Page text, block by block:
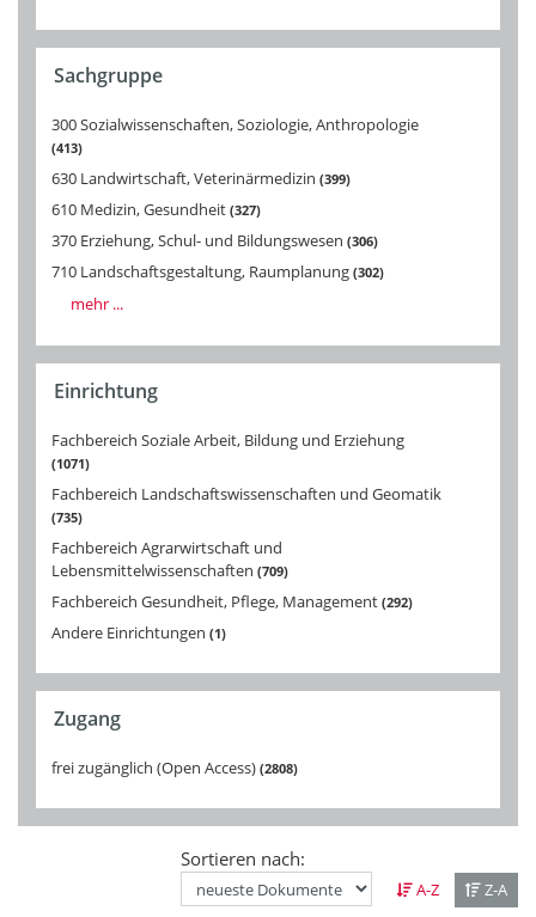
Sachgruppe
300 Sozialwissenschaften, Soziologie, Anthropologie
413
630 Landwirtschaft, Veterinärmedizin 399
610 Medizin, Gesundheit 327
370 Erziehung, Schul- und Bildungswesen 306
710 Landschaftsgestaltung, Raumplanung 302
mehr ...
Einrichtung
Fachbereich Soziale Arbeit, Bildung und Erziehung
1071
Fachbereich Landschaftswissenschaften und Geomatik
735
Fachbereich Agrarwirtschaft und
Lebensmittelwissenschaften 709
Fachbereich Gesundheit, Pflege, Management 292
Andere Einrichtungen 1
Zugang
frei zugänglich (Open Access) 2808
Sortieren nach:
A-Z Z-A